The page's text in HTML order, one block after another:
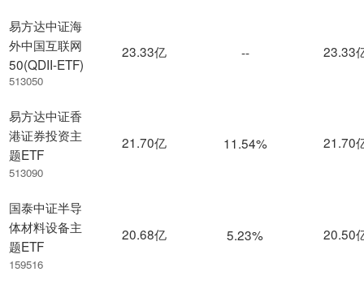
易方达中证海
外中国互联网
50(QDII-ETF)
513050
易方达中证香
港证券投资主
题ETF
513090
国泰中证半导
体材料设备主
题ETF
159516
23.33亿 -- 23.33
21.70亿 11.54% 21.70
20.68亿 5.23% 20.50